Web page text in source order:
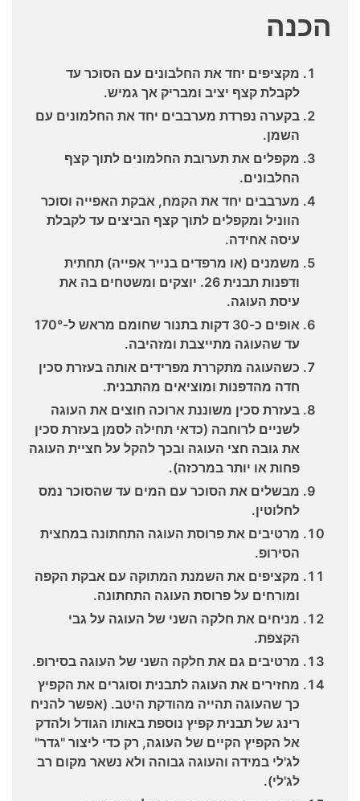
הכנה
מקציפים יחד את החלבונים עם הסוכר עד
לקבלת קצף יציב ומבריק אך גמיש.
בקערה נפרדת מערבבים יחד את החלמונים עם
השמן.
מקפלים את תערובת החלמונים לתוך קצף
החלבונים.
מערבבים יחד את הקמח, אבקת האפייה וסוכר
הווניל ומקפלים לתוך קצף הביצים עד לקבלת
עיסה אחידה.
משמנים (או מרפדים בנייר אפייה) תחתית
ודפנות תבנית 26. יוצקים ומשטחים בה את
עיסת העוגה.
אופים כ-30 דקות בתנור שחומם מראש ל-170°
עד שהעוגה מתייצבת ומזהיבה.
כשהעוגה מתקררת מפרידים אותה בעזרת סכין
חדה מהדפנות ומוציאים מהתבנית.
בעזרת סכין משוננת ארוכה חוצים את העוגה
לשניים לרוחבה (כדאי תחילה לסמן בעזרת סכין
את גובה חצי העוגה ובכך להקל על חציית העוגה
פחות או יותר במרכזה).
מבשלים את הסוכר עם המים עד שהסוכר נמס
לחלוטין.
מרטיבים את פרוסת העוגה התחתונה במחצית
הסירופ.
מקציפים את השמנת המתוקה עם אבקת הקפה
ומורחים על פרוסת העוגה התחתונה.
מניחים את חלקה השני של העוגה על גבי
הקצפת.
מרטיבים גם את חלקה השני של העוגה בסירופ.
מחזירים את העוגה לתבנית וסוגרים את הקפיץ
כך שהעוגה תהייה מהודקת היטב. (אפשר להניח
רינג של תבנית קפיץ נוספת באותו הגודל ולהדק
אל הקפיץ הקיים של העוגה, רק כדי ליצור "גדר"
לג'לי במידה והעוגה גבוהה ולא נשאר מקום רב
לג'לי).